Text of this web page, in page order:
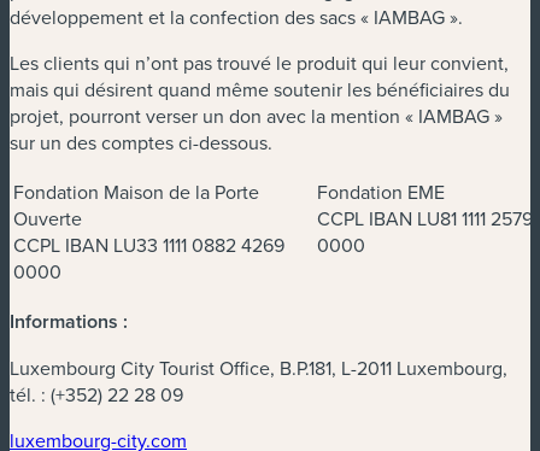
développement et la confection des sacs « IAMBAG ».
Les clients qui n’ont pas trouvé le produit qui leur convient,
mais qui désirent quand même soutenir les bénéficiaires du
projet, pourront verser un don avec la mention « IAMBAG »
sur un des comptes ci-dessous.
Fondation Maison de la Porte
Ouverte
CCPL IBAN LU33 1111 0882 4269
0000
Fondation EME
CCPL IBAN LU81 1111
0000
Informations :
Luxembourg City Tourist Office, B.P.181, L-2011 Luxembourg,
tél. : (+352) 22 28 09
luxembourg-city.com